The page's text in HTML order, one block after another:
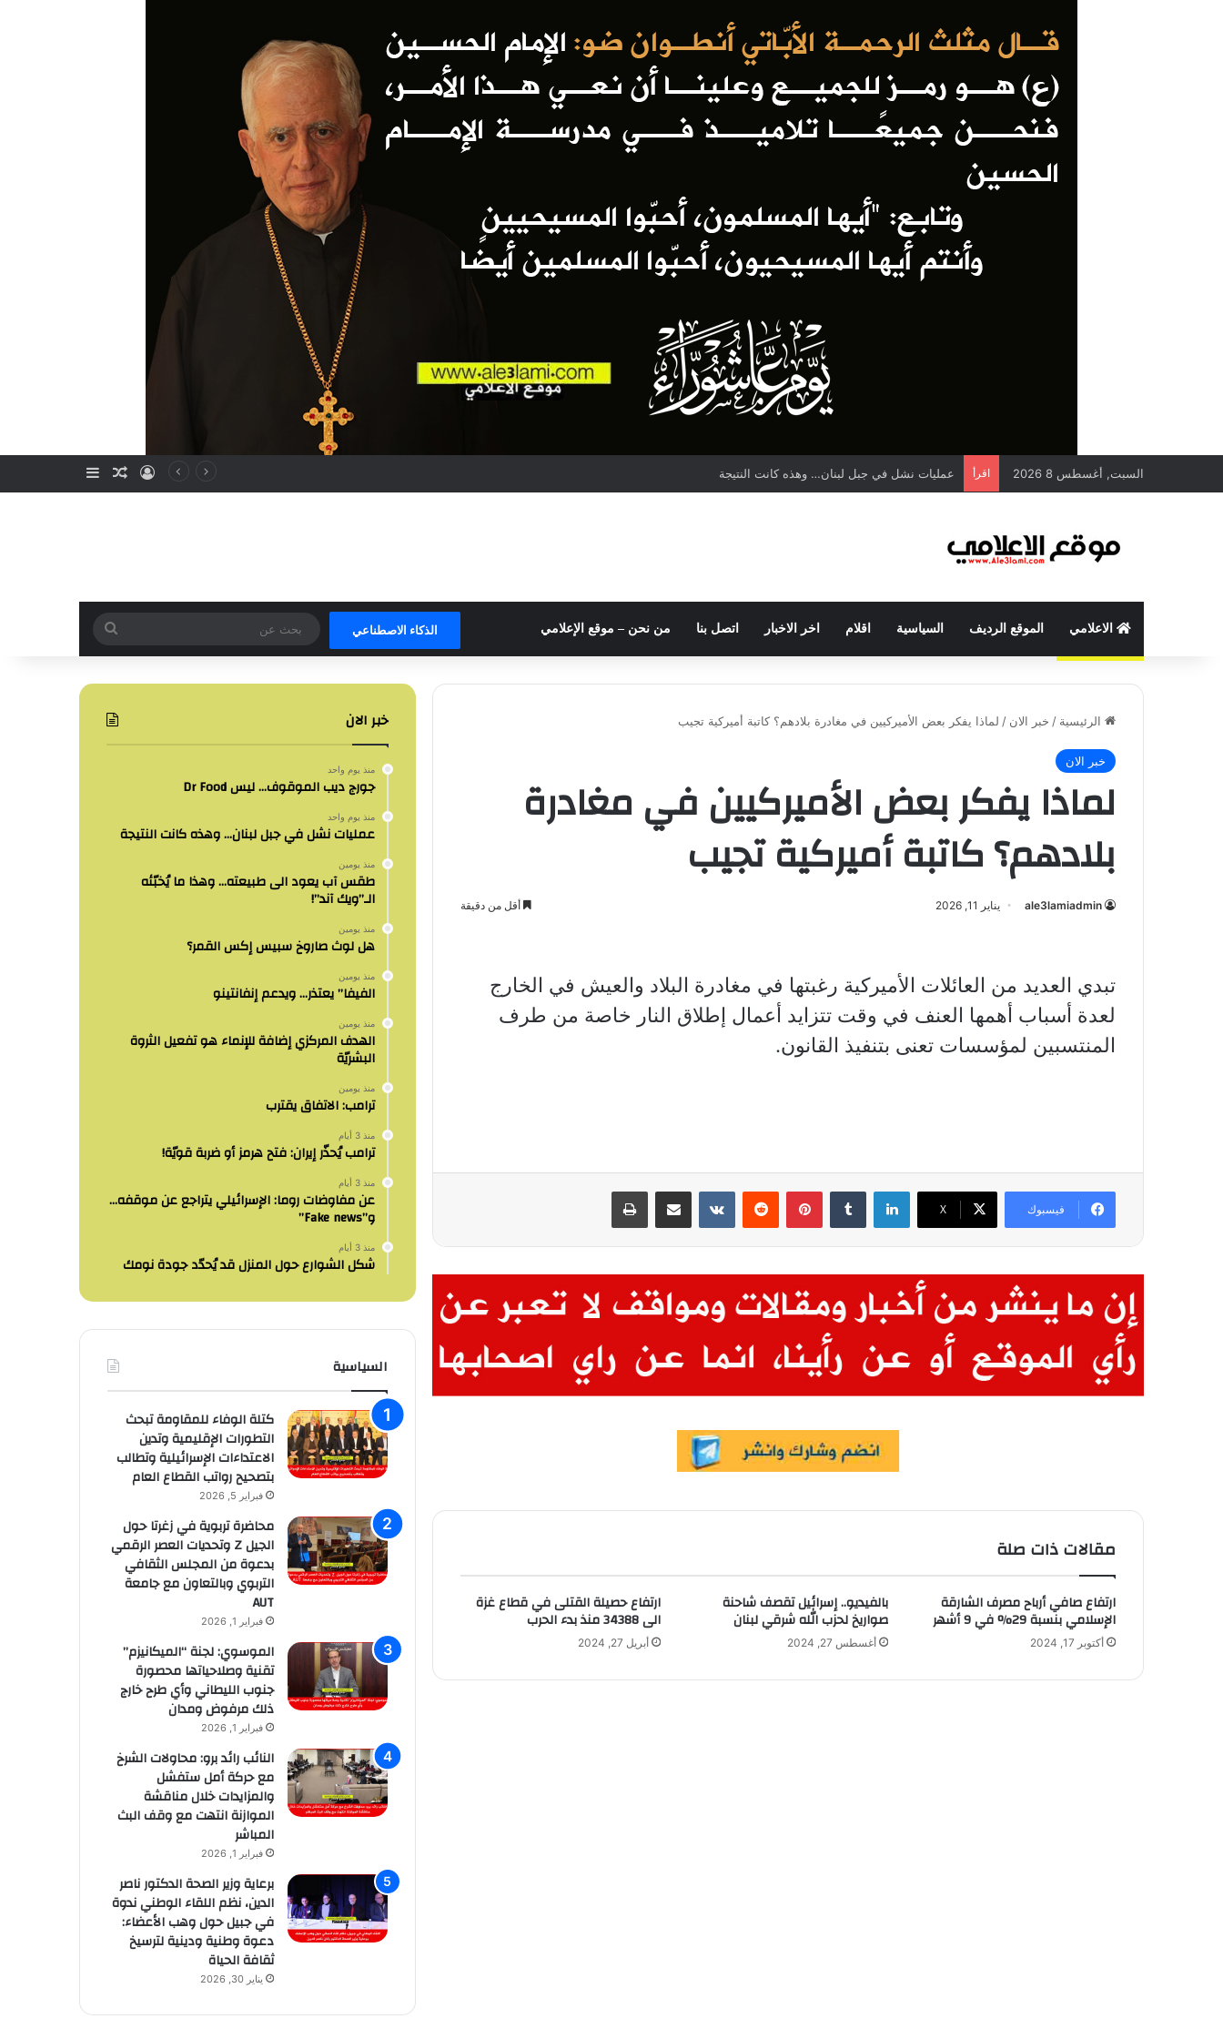
السبت, أغسطس 8 2026 اقرأ عمليات نشل في جبل لبنان… وهذه كانت النتيجة تسجيل الدخول
مقال عشوائي
إضافة عمود
الاعلامي الموقع الرديف السياسية اقلام اخر الاخبار اتصل بنا من نحن – موقع الإعلامي الذكاء الاصطناعي
بحث
عن
الرئيسية / خبر الان / لماذا يفكر بعض الأميركيين في مغادرة بلادهم؟ كاتبة أميركية تجيب
خبر الان
لماذا يفكر بعض الأميركيين في مغادرة
بلادهم؟ كاتبة أميركية تجيب
ale3lamiadmin يناير 11, 2026 أقل من دقيقة
تبدي العديد من العائلات الأميركية رغبتها في مغادرة البلاد والعيش في الخارج
لعدة أسباب أهمها العنف في وقت تتزايد أعمال إطلاق النار خاصة من طرف
المنتسبين لمؤسسات تعنى بتنفيذ القانون.
فيسبوك X
لينكدإن بينتيريست مشاركة عبر البريد طباعة
مقالات ذات صلة
ارتفاع صافي أرباح مصرف الشارقة
الإسلامي بنسبة 29% في 9 أشهر
أكتوبر 17, 2024
بالفيديو.. إسرائيل تقصف شاحنة
صواريخ لحزب الله شرقي لبنان
أغسطس 27, 2024
ارتفاع حصيلة القتلى في قطاع غزة
الى 34388 منذ بدء الحرب
أبريل 27, 2024
خبر الان
منذ يوم واحد
جورج ديب الموقوف… ليس Dr Food
منذ يوم واحد
عمليات نشل في جبل لبنان… وهذه كانت النتيجة
منذ يومين
طقس آب يعود الى طبيعته… وهذا ما يُخبّئه
الـ”ويك آند”!
منذ يومين
هل لوث صاروخ سبيس إكس القمر؟
منذ يومين
الفيفا” يعتذر… ويدعم إنفانتينو
منذ يومين
الهدف المركزي إضافة للإنماء هو تفعيل الثروة
البشريّة
منذ يومين
ترامب: الاتفاق يقترب
منذ 3 أيام
ترامب يُحذّر إيران: فتح هرمز أو ضربة قويّة!
منذ 3 أيام
عن مفاوضات روما: الإسرائيلي يتراجع عن موقفه…
و”Fake news”
منذ 3 أيام
شكل الشوارع حول المنزل قد يُحدّد جودة نومك
السياسية
كتلة الوفاء للمقاومة تبحث
التطورات الإقليمية وتدين
الاعتداءات الإسرائيلية وتطالب
بتصحيح رواتب القطاع العام
فبراير 5, 2026
محاضرة تربوية في زغرتا حول
الجيل Z وتحديات العصر الرقمي
بدعوة من المجلس الثقافي
التربوي وبالتعاون مع جامعة
AUT
فبراير 1, 2026
الموسوي: لجنة “الميكانيزم”
تقنية وصلاحياتها محصورة
جنوب الليطاني وأي طرح خارج
ذلك مرفوض ومدان
فبراير 1, 2026
النائب رائد برو: محاولات الشرخ
مع حركة أمل ستفشل
والمزايدات خلال مناقشة
الموازنة انتهت مع وقف البث
المباشر
فبراير 1, 2026
برعاية وزير الصحة الدكتور ناصر
الدين، نظم اللقاء الوطني ندوة
في جبيل حول وهب الأعضاء:
دعوة وطنية ودينية لترسيخ
ثقافة الحياة
يناير 30, 2026